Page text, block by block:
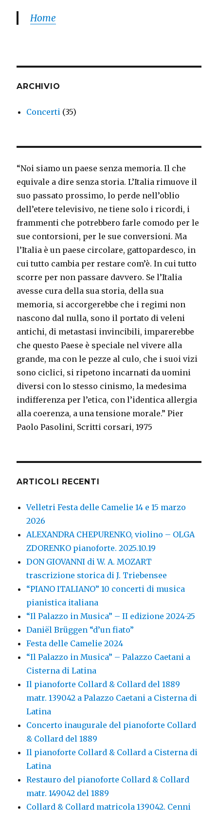
Home
ARCHIVIO
Concerti (35)
“Noi siamo un paese senza memoria. Il che
equivale a dire senza storia. L’Italia rimuove il
suo passato prossimo, lo perde nell’oblio
dell’etere televisivo, ne tiene solo i ricordi, i
frammenti che potrebbero farle comodo per le
sue contorsioni, per le sue conversioni. Ma
l’Italia è un paese circolare, gattopardesco, in
cui tutto cambia per restare com’è. In cui tutto
scorre per non passare davvero. Se l’Italia
avesse cura della sua storia, della sua
memoria, si accorgerebbe che i regimi non
nascono dal nulla, sono il portato di veleni
antichi, di metastasi invincibili, imparerebbe
che questo Paese è speciale nel vivere alla
grande, ma con le pezze al culo, che i suoi vizi
sono ciclici, si ripetono incarnati da uomini
diversi con lo stesso cinismo, la medesima
indifferenza per l’etica, con l’identica allergia
alla coerenza, a una tensione morale.” Pier
Paolo Pasolini, Scritti corsari, 1975
ARTICOLI RECENTI
Velletri Festa delle Camelie 14 e 15 marzo
2026
ALEXANDRA CHEPURENKO, violino – OLGA
ZDORENKO pianoforte. 2025.10.19
DON GIOVANNI di W. A. MOZART
trascrizione storica di J. Triebensee
“PIANO ITALIANO” 10 concerti di musica
pianistica italiana
“Il Palazzo in Musica” – II edizione 2024-25
Daniël Brüggen “d’un fiato”
Festa delle Camelie 2024
“Il Palazzo in Musica” – Palazzo Caetani a
Cisterna di Latina
Il pianoforte Collard & Collard del 1889
matr. 139042 a Palazzo Caetani a Cisterna di
Latina
Concerto inaugurale del pianoforte Collard
& Collard del 1889
Il pianoforte Collard & Collard a Cisterna di
Latina
Restauro del pianoforte Collard & Collard
matr. 149042 del 1889
Collard & Collard matricola 139042. Cenni